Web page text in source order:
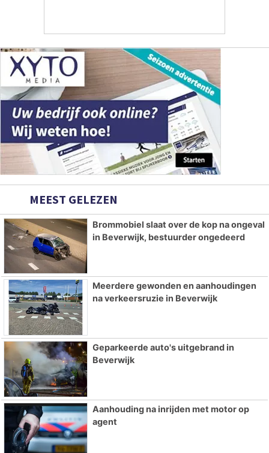
MEEST GELEZEN
Brommobiel slaat over de kop na ongeval
in Beverwijk, bestuurder ongedeerd
Meerdere gewonden en aanhoudingen
na verkeersruzie in Beverwijk
Geparkeerde auto's uitgebrand in
Beverwijk
Aanhouding na inrijden met motor op
agent